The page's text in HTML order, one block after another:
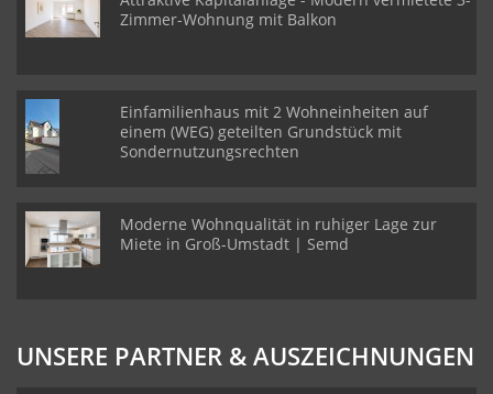
Zimmer-Wohnung mit Balkon
Einfamilienhaus mit 2 Wohneinheiten auf
einem (WEG) geteilten Grundstück mit
Sondernutzungsrechten
Moderne Wohnqualität in ruhiger Lage zur
Miete in Groß-Umstadt | Semd
UNSERE PARTNER & AUSZEICHNUNGEN